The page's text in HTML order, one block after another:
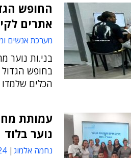
החופש
אתרים
מערכת אנשים
בני.ות נוער
בחופש
הכלים
עמותת
נוער בלוד
נחמה אלמוג